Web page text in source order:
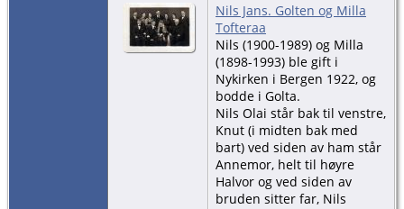
Nils Jans. Golten og Milla
Tofteraa
Nils (1900-1989) og Milla
(1898-1993) ble gift i
Nykirken i Bergen 1922, og
bodde i Golta.
Nils Olai står bak til venstre,
Knut (i midten bak med
bart) ved siden av ham står
Annemor, helt til høyre
Halvor og ved siden av
bruden sitter far, Nils